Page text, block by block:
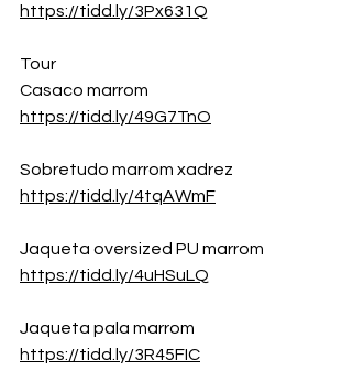
https://tidd.ly/3Px631Q
Tour
Casaco marrom
https://tidd.ly/49G7TnO
Sobretudo marrom xadrez
https://tidd.ly/4tqAWmF
Jaqueta oversized PU marrom
https://tidd.ly/4uHSuLQ
Jaqueta pala marrom
https://tidd.ly/3R45FIC